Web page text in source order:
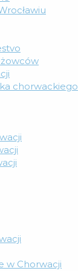
chorwackiego
w Chorwacji